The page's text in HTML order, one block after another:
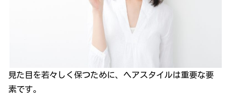
見た目を若々しく保つために、ヘアスタイルは重要な要
素です。